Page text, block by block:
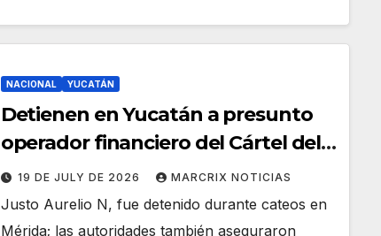
NACIONAL YUCATÁN
Detienen en Yucatán a presunto
operador financiero del Cártel del
Noreste
19 DE JULY DE 2026 MARCRIX NOTICIAS
Justo Aurelio N, fue detenido durante cateos en
Mérida; las autoridades también aseguraron